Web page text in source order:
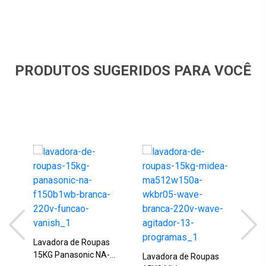
PRODUTOS SUGERIDOS PARA VOCÊ
Lavadora de Roupas
15KG Panasonic NA-
Lavadora de Roupas